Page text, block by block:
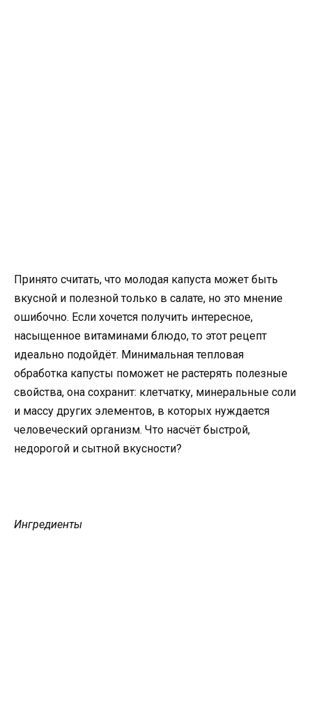
Принято считать, что молодая капуста может быть
вкусной и полезной только в салате, но это мнение
ошибочно. Если хочется получить интересное,
насыщенное витаминами блюдо, то этот рецепт
идеально подойдёт. Минимальная тепловая
обработка капусты поможет не растерять полезные
свойства, она сохранит: клетчатку, минеральные соли
и массу других элементов, в которых нуждается
человеческий организм. Что насчёт быстрой,
недорогой и сытной вкусности?
Ингредиенты